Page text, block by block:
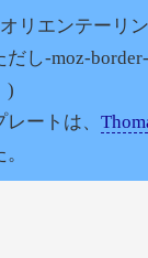
リエンテーリ
だし-moz-
)
ートは、